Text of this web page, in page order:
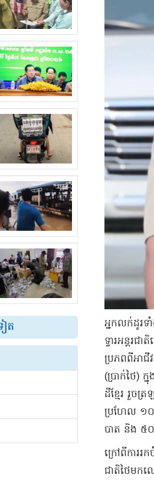
ត
អ្នកលក់ដូរ​ទ
ទ្វារ​អន្តរ
ប្រភពពី​អា
(​ប្រាក់​ថៃ​)
ដី​ខ្មែរ រួច​
ប្រហែល ១០​
បាត និង ៥០​
ក្រៅពី​ការ
ជាតិ​ថៃ​មកល